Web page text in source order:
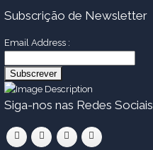
Subscrição de Newsletter
Email Address :
Siga-nos nas Redes Sociais